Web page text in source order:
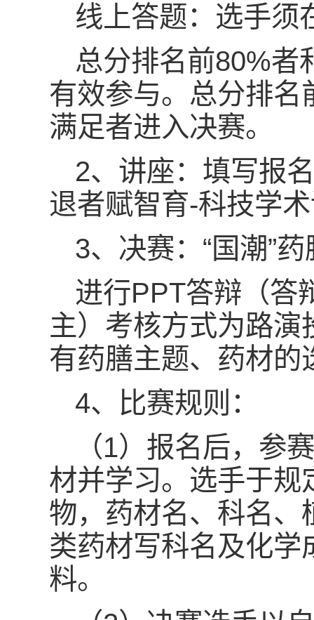
线上答题：选手须
总分排名前80%者
有效参与。总分排名
满足者进入决赛。
2、讲座：填写报
退者赋智育-科技学
3、决赛：“国潮”
进行PPT答辩（答
主）考核方式为路
有药膳主题、药材的
4、比赛规则：
（1）报名后，参
材并学习。选手于规
物，药材名、科名、
类药材写科名及化
料。